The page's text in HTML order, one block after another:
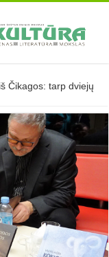
Čikagos: tarp dviejų